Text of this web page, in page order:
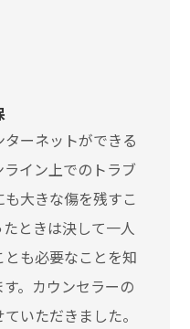
ーネットができる
イン上でのトラブ
大きな傷を残すこ
ときは決して一人
も必要なことを知
。カウンセラーの
いただきました。